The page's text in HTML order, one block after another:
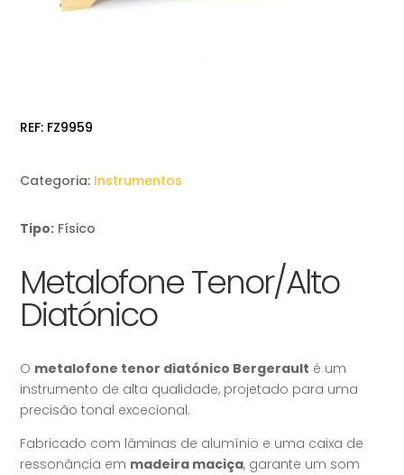
REF: FZ9959
Categoria: Instrumentos
Tipo: Físico
Metalofone Tenor/Alto
Diatónico
O metalofone tenor diatónico Bergerault é um
instrumento de alta qualidade, projetado para uma
precisão tonal excecional.
Fabricado com lâminas de alumínio e uma caixa de
ressonância em madeira maciça, garante um som